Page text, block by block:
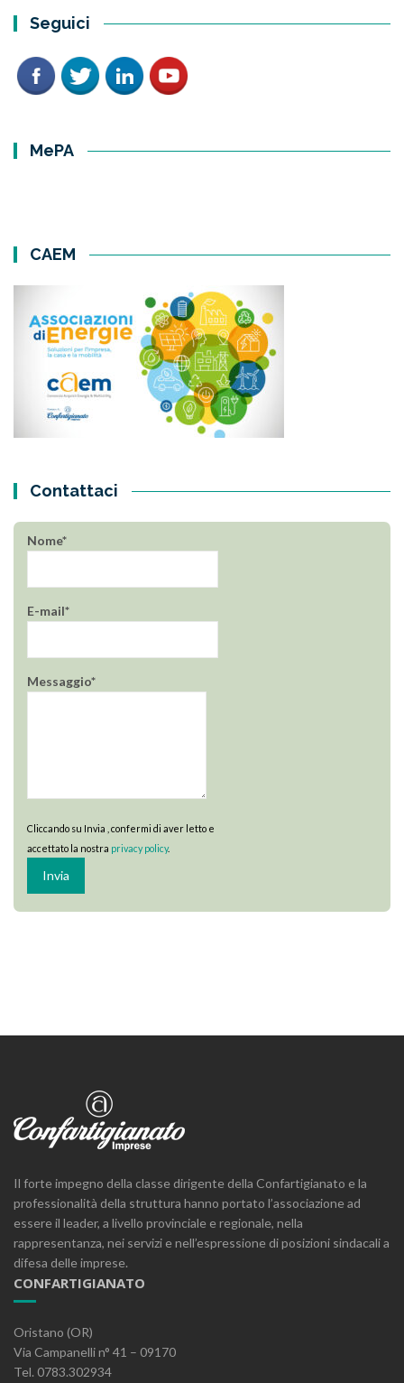
Seguici
MePA
CAEM
Contattaci
Nome*
E-mail*
Messaggio*
Cliccando su Invia , confermi di aver letto e
accettato la nostra privacy policy.
Il forte impegno della classe dirigente della Confartigianato e la
professionalità della struttura hanno portato l’associazione ad
essere il leader, a livello provinciale e regionale, nella
rappresentanza, nei servizi e nell’espressione di posizioni sindacali a
difesa delle imprese.
CONFARTIGIANATO
Oristano (OR)
Via Campanelli n° 41 – 09170
Tel. 0783.302934